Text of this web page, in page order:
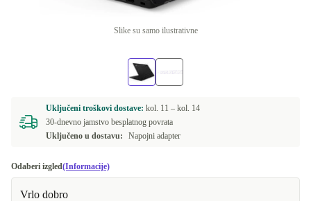
Slike su samo ilustrativne
Uključeni troškovi dostave: kol. 11 – kol. 14
30-dnevno jamstvo besplatnog povrata
Uključeno u dostavu:
Napojni adapter
Odaberi izgled(Informacije)
Vrlo dobro